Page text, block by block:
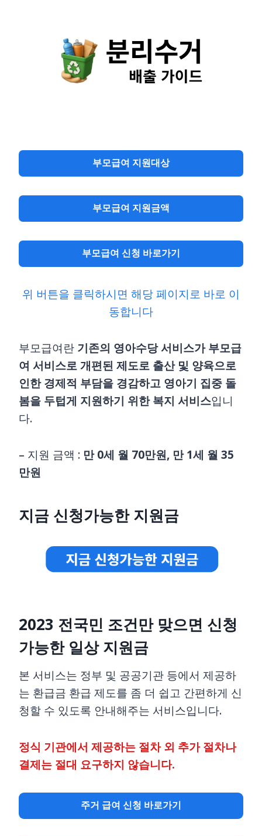
부모급여 지원대상
부모급여 지원금액
부모급여 신청 바로가기
위 버튼을 클릭하시면 해당 페이지로 바로 이
동합니다
부모급여란기존의 영아수당 서비스가 부모급
여 서비스로 개편된 제도로 출산 및 양육으로
인한 경제적 부담을 경감하고 영아기 집중 돌
봄을 두텁게 지원하기 위한 복지 서비스입니
다.
– 지원 금액 : 만 0세 월 70만원, 만 1세 월 35
만원
지금 신청가능한 지원금
2023전국민 조건만 맞으면 신청
가능한일상지원금
본 서비스는 정부 및 공공기관 등에서 제공하
는 환급금 환급 제도를 좀 더 쉽고 간편하게 신
청할 수 있도록 안내해주는 서비스입니다.
정식 기관에서 제공하는 절차 외 추가 절차나
결제는 절대 요구하지 않습니다.
주거 급여 신청 바로가기